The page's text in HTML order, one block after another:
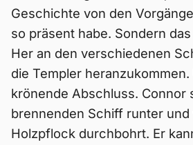
Geschichte von den
so präsent habe. Sondern
Her an den verschiedenen
die Templer
krönende Abschluss. Connor
brennenden Schiff runter und
Holzpflock durchbohrt. Er